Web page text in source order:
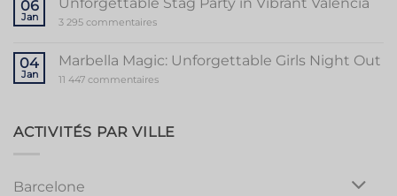
a
Memorable
Party
06
Jan 3 295 commentairessur
Party
in
Vibrant
04
Jan
Marbella Magic: Unforgettable Girls Night Out
11 447 commentairessur
Girls
Night
ACTIVITÉS PAR VILLE
Barcelone